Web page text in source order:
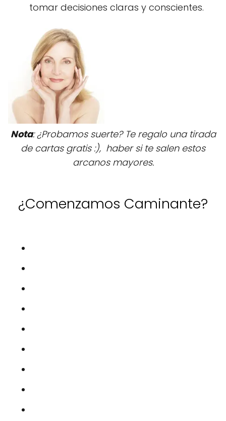
tomar decisiones claras y conscientes.
Nota: ¿Probamos suerte? Te regalo una tirada
de cartas gratis :), haber si te salen estos
arcanos mayores.
¿Comenzamos Caminante?